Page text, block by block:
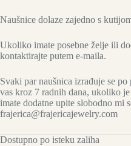
Naušnice dolaze zajedno s
Ukoliko imate posebne želje ili
kontaktirajte putem e-maila.
Svaki par naušnica izrađuje se
vas kroz 7 radnih dana, ukoliko
imate dodatne upite slobodno mi
frajerica@frajericajewelry.com
Dostupno po isteku zaliha